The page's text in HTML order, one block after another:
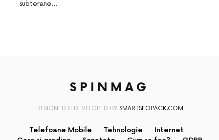
subterane…
SPINMAG
DESIGNED & DEVELOPED BY SMARTSEOPACK.COM
Telefoane Mobile Tehnologie
Internet